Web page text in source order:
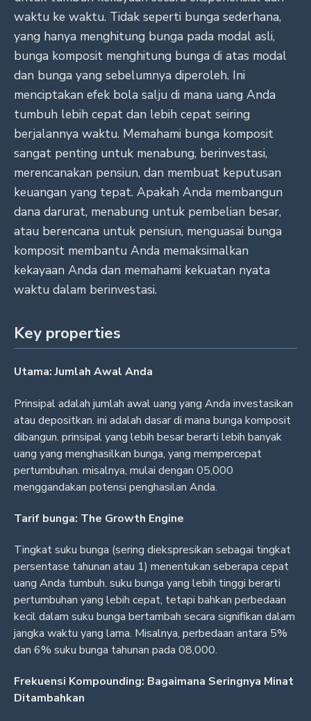
waktu ke waktu. Tidak seperti bunga sederhana,
yang hanya menghitung bunga pada modal asli,
bunga komposit menghitung bunga di atas modal
dan bunga yang sebelumnya diperoleh. Ini
menciptakan efek bola salju di mana uang Anda
tumbuh lebih cepat dan lebih cepat seiring
berjalannya waktu. Memahami bunga komposit
sangat penting untuk menabung, berinvestasi,
merencanakan pensiun, dan membuat keputusan
keuangan yang tepat. Apakah Anda membangun
dana darurat, menabung untuk pembelian besar,
atau berencana untuk pensiun, menguasai bunga
komposit membantu Anda memaksimalkan
kekayaan Anda dan memahami kekuatan nyata
waktu dalam berinvestasi.
Key properties
Utama: Jumlah Awal Anda
Prinsipal adalah jumlah awal uang yang Anda investasikan
atau depositkan. ini adalah dasar di mana bunga komposit
dibangun. prinsipal yang lebih besar berarti lebih banyak
uang yang menghasilkan bunga, yang mempercepat
pertumbuhan. misalnya, mulai dengan 05,000
menggandakan potensi penghasilan Anda.
Tarif bunga: The Growth Engine
Tingkat suku bunga (sering diekspresikan sebagai tingkat
persentase tahunan atau 1) menentukan seberapa cepat
uang Anda tumbuh. suku bunga yang lebih tinggi berarti
pertumbuhan yang lebih cepat, tetapi bahkan perbedaan
kecil dalam suku bunga bertambah secara signifikan dalam
jangka waktu yang lama. Misalnya, perbedaan antara 5%
dan 6% suku bunga tahunan pada 08,000.
Frekuensi Kompounding: Bagaimana Seringnya Minat
Ditambahkan